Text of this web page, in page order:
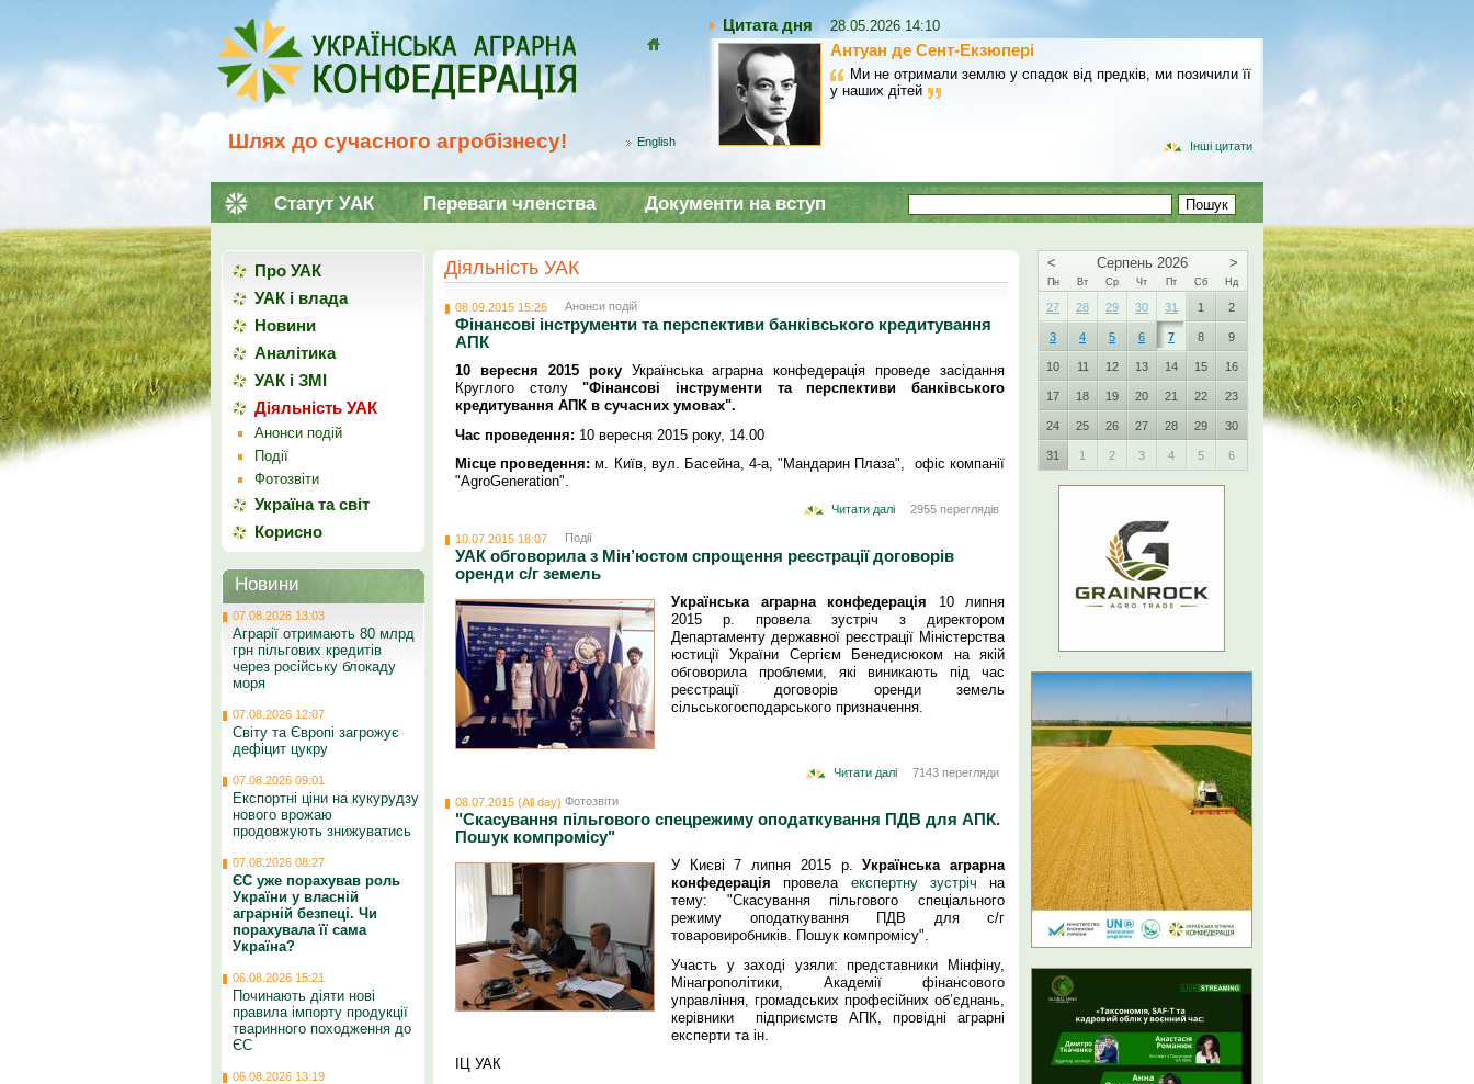
Шлях до сучасного агробізнесу! English
Цитата дня 28.05.2026 14:10
Антуан де Сент-Екзюпері
Ми не отримали землю у спадок від предків, ми позичили її
у наших дітей
Інші цитати
Статут УАК Переваги членства Документи на вступ
Діяльність УАК
08.09.2015 15:26 Анонси подій
Фінансові інструменти та перспективи банківського кредитування
АПК
10 вересня 2015 року Українська аграрна конфедерація проведе засідання
Круглого столу"Фінансові інструменти та перспективи банківського
кредитування АПК в сучасних умовах".
Час проведення: 10 вересня 2015 року, 14.00
Місце проведення:м. Київ, вул. Басейна, 4-а, "Мандарин Плаза", офіс компанії
"AgroGeneration".
Читати далі 2955 переглядів
10.07.2015 18:07 Події
УАК обговорила з Мін’юстом спрощення реєстрації договорів
оренди с/г земель
Українська аграрна конфедерація 10 липня
2015 р. провела зустріч з директором
Департаменту державної реєстрації Міністерства
юстиції України Сергієм Бенедисюком на якій
обговорила проблеми, які виникають під час
реєстрації договорів оренди земель
сільськогосподарського призначення.
Читати далі 7143 перегляди
08.07.2015 (All day) Фотозвіти
"Скасування пільгового спецрежиму оподаткування ПДВ для АПК.
Пошук компромісу"
У Києві 7 липня 2015 р.Українська аграрна
конфедераціяпровела експертну зустріч на
тему: "Скасування пільгового спеціального
режиму оподаткування ПДВ для с/г
товаровиробників. Пошук компромісу".
Участь у заході узяли: представники Мінфіну,
Мінагрополітики, Академії фінансового
управління, громадських професійних об’єднань,
керівники підприємств АПК, провідні аграрні
експерти та ін.
ІЦ УАК
Про УАК
УАК і влада
Новини
Аналітика
УАК і ЗМІ
Діяльність УАК
Анонси подій
Події
Фотозвіти
Україна та світ
Корисно
Новини
07.08.2026 13:03
Аграрії отримають 80 млрд
грн пільгових кредитів
через російську блокаду
моря
07.08.2026 12:07
Світу та Європі загрожує
дефіцит цукру
07.08.2026 09:01
Експортні ціни на кукурудзу
нового врожаю
продовжують знижуватись
07.08.2026 08:27
ЄС уже порахував роль
України у власній
аграрній безпеці. Чи
порахувала її сама
Україна?
06.08.2026 15:21
Починають діяти нові
правила імпорту продукції
тваринного походження до
ЄС
06.08.2026 13:19
< Серпень 2026 >
Пн Вт Ср Чт Пт Сб Нд
27 28 29 30 31 1 2
3 4 5 6 7 8 9
10 11 12 13 14 15 16
17 18 19 20 21 22 23
24 25 26 27 28 29 30
31 1 2 3 4 5 6